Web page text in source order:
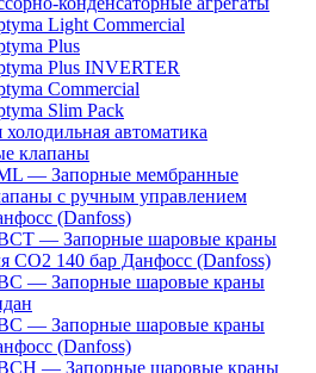
Light Commercial
Plus
Plus INVERTER
Commercial
Slim Pack
автоматика
клапаны
— Запорные мембранные
с ручным управлением
(Danfoss)
— Запорные шаровые краны
CO2 140 бар Данфосс (Danfoss)
— Запорные шаровые краны
— Запорные шаровые краны
(Danfoss)
— Запорные шаровые краны